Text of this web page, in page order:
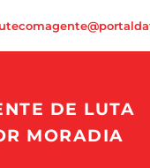
DE LUTA
MORADIA